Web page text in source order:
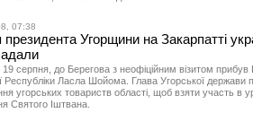
07:38
президента Угорщини на Закарпатті
19 серпня, до Берегова з неофіційним візитом прибув
Республіки Ласла Шойома. Глава Угорської держави
угорських товариств області, щоб взяти участь в
Святого Іштвана.